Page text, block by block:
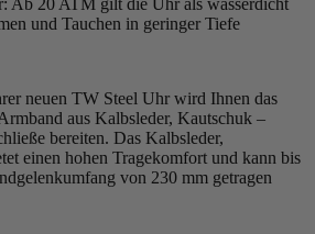
und Tauchen in geringer Tiefe
neuen TW Steel Uhr wird Ihnen das
aus Kalbsleder, Kautschuk –
bereiten. Das Kalbsleder,
einen hohen Tragekomfort und kann bis
von 230 mm getragen